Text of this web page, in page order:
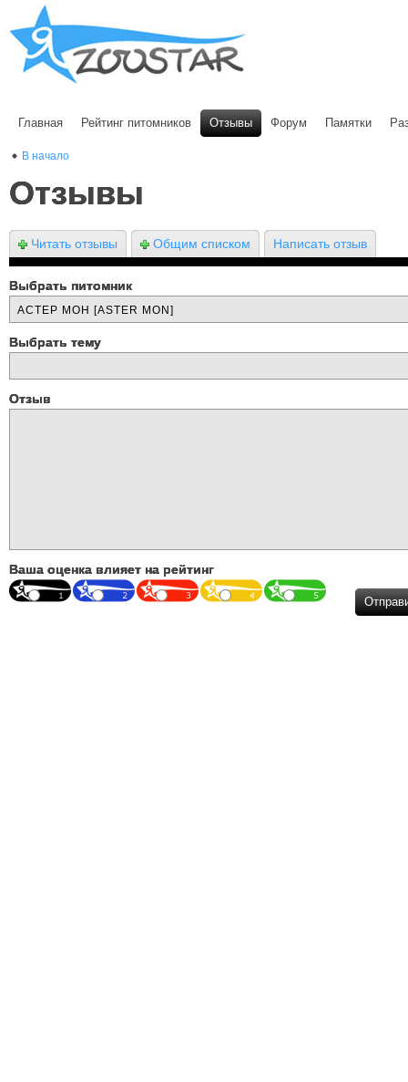
Главная Рейтинг питомников Отзывы Форум Памятки
В начало
Отзывы
Читать отзывы Общим списком Написать отзыв
Выбрать питомник
Выбрать тему
Отзыв
Ваша оценка влияет на рейтинг